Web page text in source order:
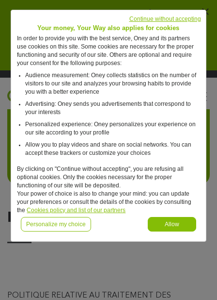
pour des collaborateurs de Oney pour vendre de
faux placements financiers.
En savoir plus
Suivre Oney sur LinkedIn
Suivre Oney sur YouTubeVoir les articles #oneday
Retour à l'accueil ?
Données personnelles
POLITIQUE RELATIVE AU TRAITEMENT DES
Your money, Your Way also applies for cookies
In order to provide you with the best service, Oney and its partners
use cookies on this site. Some cookies are necessary for the proper
functioning and security of our site. Others are optional and require
your consent for the following purposes:
Audience measurement: Oney collects statistics on the number of
visitors to our site and analyzes your browsing habits to provide
you with a better experience
Advertising: Oney sends you advertisements that correspond to
your interests
Personalized experience: Oney personalizes your experience on
our site according to your profile
Allow you to play videos and share on social networks. You can
accept these trackers or customize your choices
By clicking on "Continue without accepting", you are refusing all
optional cookies. Only the cookies necessary for the proper
functioning of our site will be deposited.
Your power of choice is also to change your mind: you can update
your preferences or consult the details of the cookies by consulting
theCookies policy and list of our partners
Personalize my choice Allow
Continue without accepting